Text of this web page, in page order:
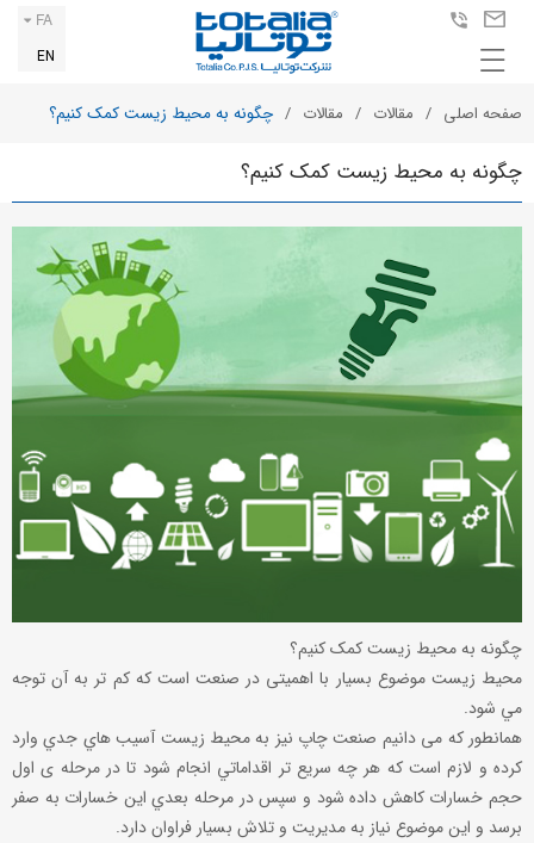
FA
EN
صفحه اصلی مقالات مقالات چگونه به محيط زيست کمک کنيم؟
چگونه به محيط زيست کمک کنيم؟
چگونه به محيط زيست کمک کنيم؟
محيط زيست موضوع بسیار با اهميتی در صنعت است که کم تر به آن توجه
مي شود.
همانطور که می دانیم صنعت چاپ نیز به محيط زيست آسيب هاي جدي وارد
کرده و لازم است که هر چه سريع تر اقداماتي انجام شود تا در مرحله ی اول
حجم خسارات کاهش داده شود و سپس در مرحله بعدي این خسارات به صفر
برسد و اين موضوع نياز به مديريت و تلاش بسيار فراوان دارد.